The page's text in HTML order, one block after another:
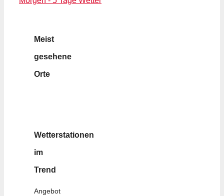
Meist
gesehene
Orte
Wetterstationen
im
Trend
Angebot